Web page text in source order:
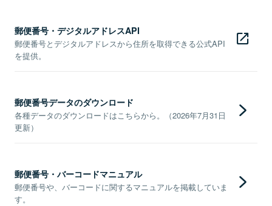
郵便番号・デジタルアドレスAPI
郵便番号とデジタルアドレスから住所を取得できる公式API
を提供。
郵便番号データのダウンロード
各種データのダウンロードはこちらから。（2026年7月31日
更新）
郵便番号・バーコードマニュアル
郵便番号や、バーコードに関するマニュアルを掲載していま
す。